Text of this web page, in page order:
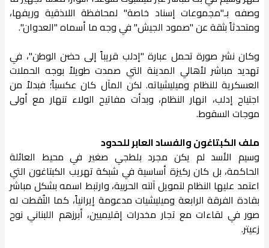
وصفه بـ"مجموعات إسناد خاصة" لمحافظة اللاذقية وريفها،
ومتحدثاً بثقة عن "صمود الجيش" في وجه ما أسماه "العدوان".
وكان نشر صورة تحمل عبارة "إدلب قريباً إلى حضن الوطن"، في
تهديد مباشر لأهالي المدينة التي صمدت طويلاً بوجه الحملات
العسكرية للنظام وميليشياته. لكن المآل كان عكسياً؛ فبدلاً من
اجتياح إدلب، انهار النظام، وبدأت مفاتيح الولاء تنهار مع أولى
موجات السقوط.
ملف الكبتاغون والفساد العابر للحدود
وسيم الأسد لم يكن مجرد بلطجي صغير في محيط العائلة
الحاكمة، بل كان ركيزة أساسية في شبكة تهريب الكبتاغون التي
اعتمد عليها النظام لتمويل آلته الحربية، وارتبط اسمه بشكل مباشر
بقادة الفرقة الرابعة وميليشيات مدعومة إيرانياً، كما التُقطت له
صور في لقاءات مع تجار مخدرات إقليميين، أبرزهم اللبناني نوح
زعيتر.